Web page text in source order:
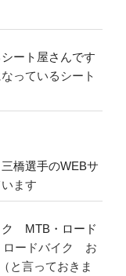
ート屋さんです
っているシート
橋選手のWEBサ
ます
ク MTB・ロード
ロードバイク お
と言っておきま